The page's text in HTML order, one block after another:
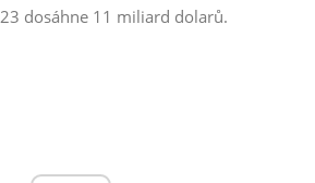
dosáhne 11 miliard dolarů.